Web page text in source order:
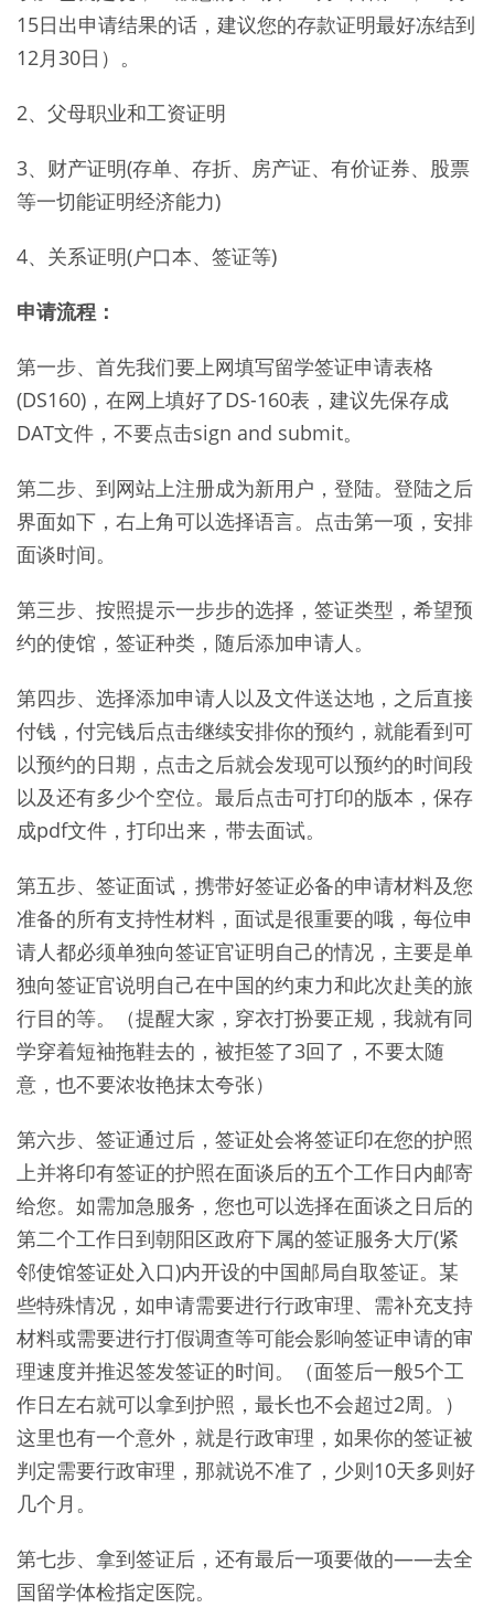
15日出申请结果的话，建议您的存款证明最好冻结到
12月30日）。
2、父母职业和工资证明
3、财产证明(存单、存折、房产证、有价证券、股票
等一切能证明经济能力)
4、关系证明(户口本、签证等)
申请流程：
第一步、首先我们要上网填写留学签证申请表格
(DS160)，在网上填好了DS-160表，建议先保存成
DAT文件，不要点击sign and submit。
第二步、到网站上注册成为新用户，登陆。登陆之后
界面如下，右上角可以选择语言。点击第一项，安排
面谈时间。
第三步、按照提示一步步的选择，签证类型，希望预
约的使馆，签证种类，随后添加申请人。
第四步、选择添加申请人以及文件送达地，之后直接
付钱，付完钱后点击继续安排你的预约，就能看到可
以预约的日期，点击之后就会发现可以预约的时间段
以及还有多少个空位。最后点击可打印的版本，保存
成pdf文件，打印出来，带去面试。
第五步、签证面试，携带好签证必备的申请材料及您
准备的所有支持性材料，面试是很重要的哦，每位申
请人都必须单独向签证官证明自己的情况，主要是单
独向签证官说明自己在中国的约束力和此次赴美的旅
行目的等。（提醒大家，穿衣打扮要正规，我就有同
学穿着短袖拖鞋去的，被拒签了3回了，不要太随
意，也不要浓妆艳抹太夸张）
第六步、签证通过后，签证处会将签证印在您的护照
上并将印有签证的护照在面谈后的五个工作日内邮寄
给您。如需加急服务，您也可以选择在面谈之日后的
第二个工作日到朝阳区政府下属的签证服务大厅(紧
邻使馆签证处入口)内开设的中国邮局自取签证。某
些特殊情况，如申请需要进行行政审理、需补充支持
材料或需要进行打假调查等可能会影响签证申请的审
理速度并推迟签发签证的时间。（面签后一般5个工
作日左右就可以拿到护照，最长也不会超过2周。）
这里也有一个意外，就是行政审理，如果你的签证被
判定需要行政审理，那就说不准了，少则10天多则好
几个月。
第七步、拿到签证后，还有最后一项要做的——去全
国留学体检指定医院。